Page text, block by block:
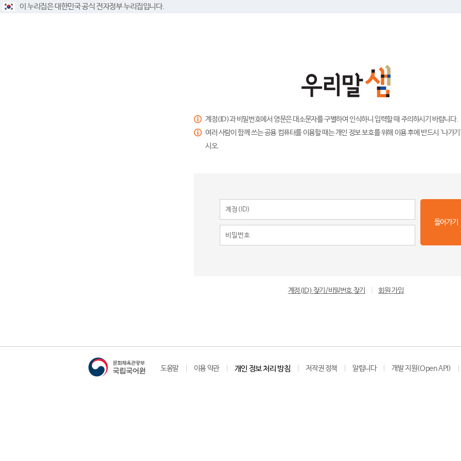
이 누리집은 대한민국 공식 전자정부 누리집입니다.
계정(ID)과 비밀번호에서 영문은 대소문자를 구별하여 인식하니 입력할 때 주의하시기 바랍니다.
여러 사람이 함께 쓰는 공용 컴퓨터를 이용할 때는 개인 정보 보호를 위해 이용 후에 반드시 '나가
시오.
들어가기
계정(ID) 찾기/비밀번호 찾기 회원 가입
도움말 이용 약관 개인 정보 처리 방침 저작권 정책 알립니다 개발 지원(Open API)